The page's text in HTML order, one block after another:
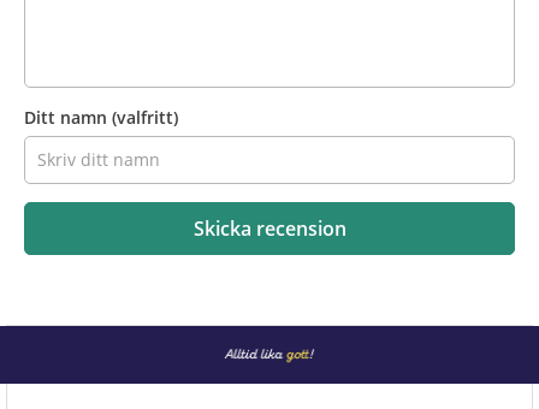
Ditt namn (valfritt)
Skicka recension